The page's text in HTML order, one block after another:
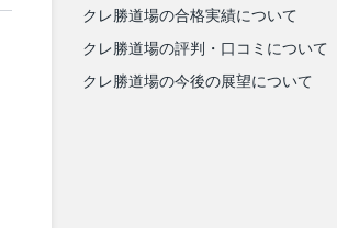
クレ勝道場の合格実績について
クレ勝道場の評判・口コミについて
クレ勝道場の今後の展望について